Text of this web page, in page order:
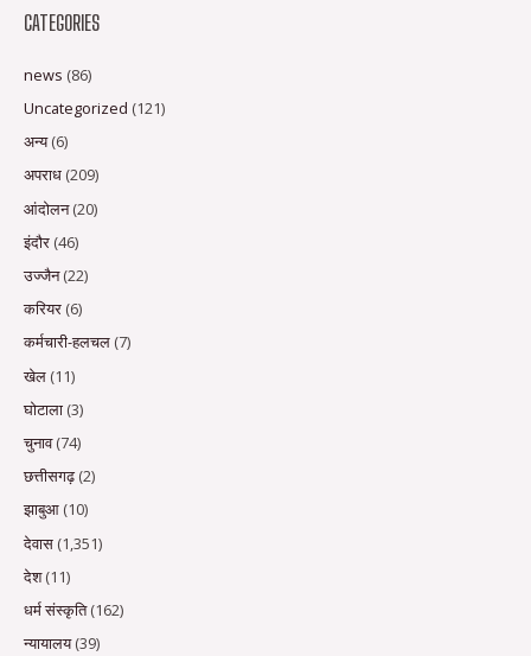
CATEGORIES
news (86)
Uncategorized (121)
अन्य(6)
अपराध (209)
आंदोलन(20)
इंदौर (46)
उज्जैन(22)
करियर (6)
कर्मचारी-हलचल (7)
खेल (11)
घोटाला (3)
चुनाव(74)
छत्तीसगढ़(2)
झाबुआ (10)
देवास (1,351)
देश(11)
धर्म संस्कृति(162)
न्यायालय(39)